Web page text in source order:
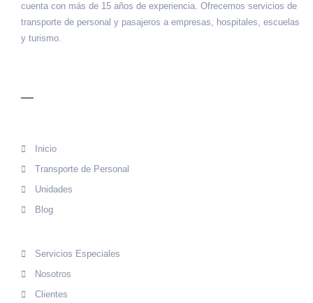
cuenta con más de 15 años de experiencia. Ofrecemos servicios de
transporte de personal y pasajeros a empresas, hospitales, escuelas
y turismo.
Inicio
Transporte de Personal
Unidades
Blog
Servicios Especiales
Nosotros
Clientes